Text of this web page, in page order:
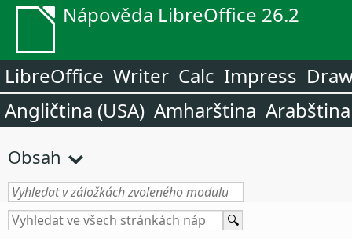
Nápověda LibreOffice 26.2
LibreOffice Writer Calc Impress
Angličtina (USA) Amharština Arabština
Obsah